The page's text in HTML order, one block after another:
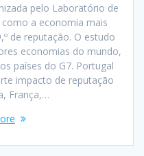
pelo Laboratório de
a economia mais
de reputação. O estudo
economias do mundo,
países do G7. Portugal
impacto de reputação
França,…